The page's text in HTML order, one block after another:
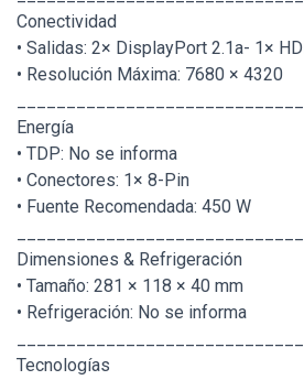
Conectividad
• Salidas: 2× DisplayPort 2.1a- 1×
• Resolución Máxima: 7680 × 4320
Energía
• TDP: No se informa
• Conectores: 1× 8-Pin
• Fuente Recomendada: 450 W
Dimensiones & Refrigeración
• Tamaño: 281 × 118 × 40 mm
• Refrigeración: No se informa
Tecnologías